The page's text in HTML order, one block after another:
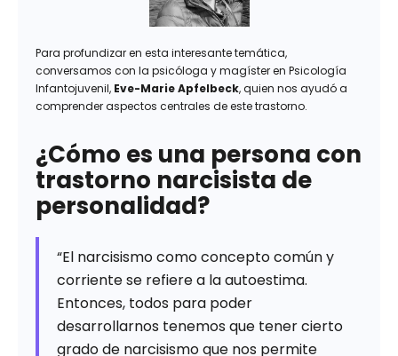
Para profundizar en esta interesante temática,
conversamos con la psicóloga y magíster en Psicología
Infantojuvenil, Eve-Marie Apfelbeck, quien nos ayudó a
comprender aspectos centrales de este trastorno.
¿Cómo es una persona con
trastorno narcisista de
personalidad?
“El narcisismo como concepto común y
corriente se refiere a la autoestima.
Entonces, todos para poder
desarrollarnos tenemos que tener cierto
grado de narcisismo que nos permite